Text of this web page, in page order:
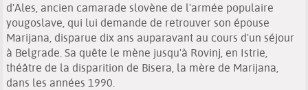
d'Ales, ancien camarade slovène de l'armée populaire
yougoslave, qui lui demande de retrouver son épouse
Marijana, disparue dix ans auparavant au cours d'un séjour
à Belgrade. Sa quête le mène jusqu'à Rovinj, en Istrie,
théâtre de la disparition de Bisera, la mère de Marijana,
dans les années 1990.